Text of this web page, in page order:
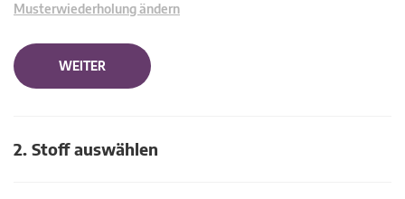
Musterwiederholung ändern
WEITER
2. Stoff auswählen